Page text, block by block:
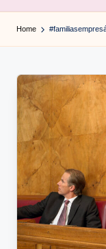
o
n
u
lt
i
n
g
.
p
t
Home